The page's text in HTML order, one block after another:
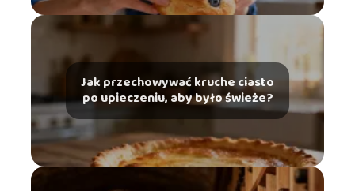
Jak przechowywać kruche ciasto
po upieczeniu, aby było świeże?